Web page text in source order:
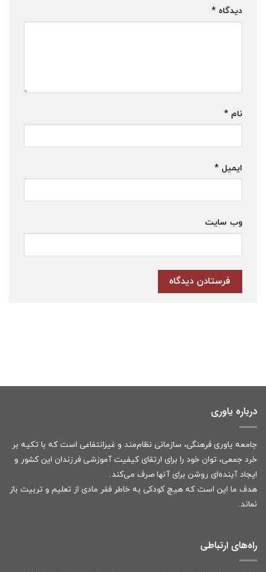
دیدگاه *
نام *
ایمیل *
وب‌ سایت
درباره یاوری
جامعه یاوری فرهنگی، سازمانی نظام‌مند و غیرانتفاعی است که با تکیه بر
خرد جمعی، توان خود را برای ارتقای کیفیت آموزشی فرزندان این کشور و
ایجاد آینده‌ای روشن برای آنها صرف می‌کند.
هدف ما این است که هیچ کودکی به خاطر فقر مادی از تعلیم و تربیت باز
نماند.
راه‌های ارتباطی